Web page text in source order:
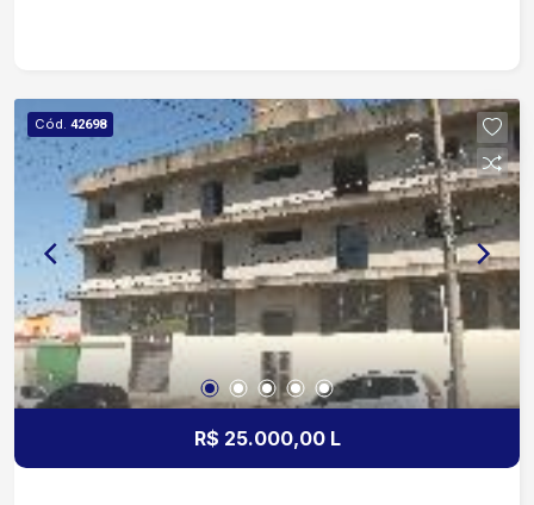
polido com alta resistência (capacidade
para 2.500 kg/m²). - Acesso: Preparado para
carretas e caminhões de grande porte.
Localização Estratégica: Acesso rápido às
principais rodovias da região, Castelo Branco
(SP-280), Castelinho (SP-75) e Raposo Tavares
garantindo conexão ágil com São Paulo e
Campinas. O Centro Empresarial de Sorocaba é
um polo consolidado, vizinho de grandes
operações como o Parque Tecnológico de
Sorocaba
Cód. 42698
R$ 25.000,00 L